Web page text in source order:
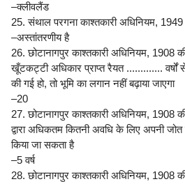
–क्लीवलैंड
25. संथाल परगना काश्तकारी अधिनियम,
–अस्तांतरणीय है
26. छोटानागपुर काश्तकारी अधिनियम, 1908
खूँटकट्टी अधिकार प्राप्त रैयत ............. वर्षों
की गई हो, तो भूमि का लगान नहीं बढ़ाया जाएगा
–20
27. छोटानागपुर काश्तकारी अधिनियम, 1908
द्वारा अधिकतम कितनी अवधि के लिए अपनी
किया जा सकता है
–5 वर्ष
28. छोटानागपुर काश्तकारी अधिनियम, 1908